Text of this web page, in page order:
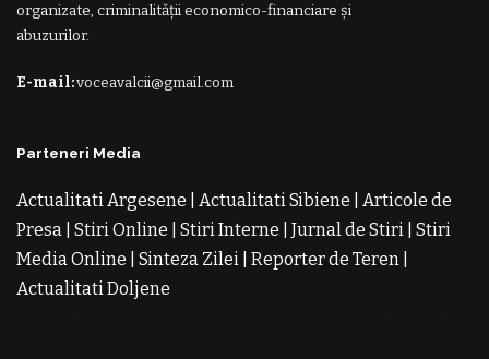
organizate, criminalității economico-financiare și
abuzurilor.
E-mail:voceavalcii@gmail.com
Parteneri Media
Actualitati Argesene Actualitati Sibiene
Articole de
Presa Stiri Online Stiri Interne Jurnal de Stiri Stiri
Media Online
Sinteza Zilei Reporter de Teren
Actualitati Doljene